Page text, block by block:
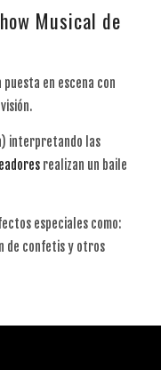
Musical de
en escena con
interpretando las
realizan un baile
especiales como:
de confetis y otros